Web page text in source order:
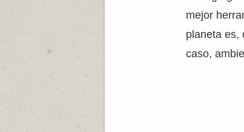
mejor
planeta es,
caso,